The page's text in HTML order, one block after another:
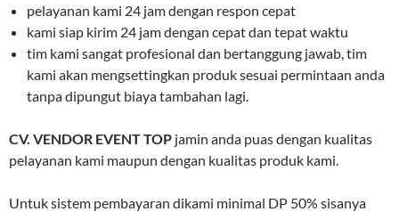
pelayanan kami 24 jam dengan respon cepat
kami siap kirim 24 jam dengan cepat dan tepat waktu
tim kami sangat profesional dan bertanggung jawab, tim
kami akan mengsettingkan produk sesuai permintaan anda
tanpa dipungut biaya tambahan lagi.
CV. VENDOR EVENT TOP jamin anda puas dengan kualitas
pelayanan kami maupun dengan kualitas produk kami.
Untuk sistem pembayaran dikami minimal DP 50% sisanya